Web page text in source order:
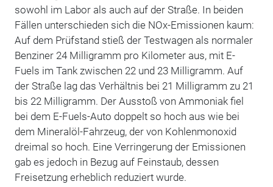
sowohl im Labor als auch auf der Straße. In beiden
Fällen unterschieden sich die NOx-Emissionen kaum:
Auf dem Prüfstand stieß der Testwagen als normaler
Benziner 24 Milligramm pro Kilometer aus, mit E-
Fuels im Tank zwischen 22 und 23 Milligramm. Auf
der Straße lag das Verhältnis bei 21 Milligramm zu 21
bis 22 Milligramm. Der Ausstoß von Ammoniak fiel
bei dem E-Fuels-Auto doppelt so hoch aus wie bei
dem Mineralöl-Fahrzeug, der von Kohlenmonoxid
dreimal so hoch. Eine Verringerung der Emissionen
gab es jedoch in Bezug auf Feinstaub, dessen
Freisetzung erheblich reduziert wurde.